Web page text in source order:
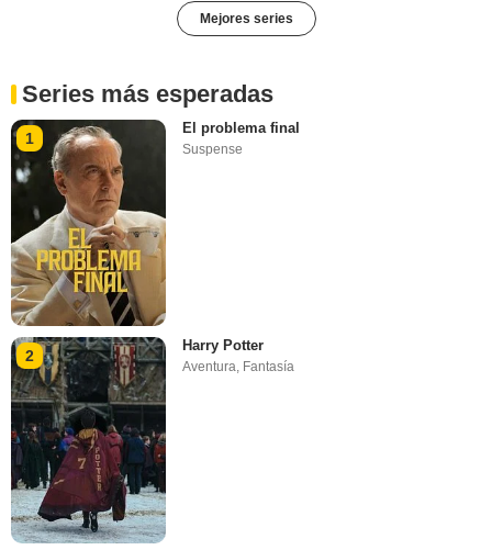
Mejores series
Series más esperadas
1
El problema final
Suspense
2
Harry Potter
Aventura, Fantasía